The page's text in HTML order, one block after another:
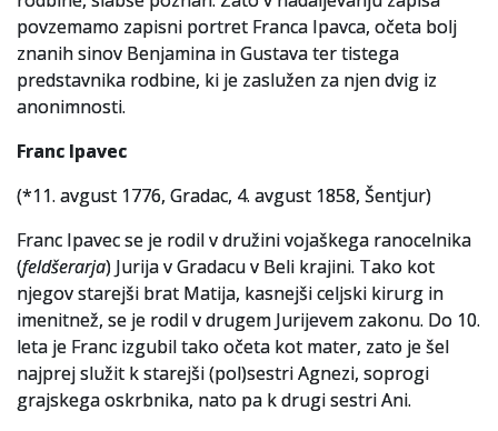
povzemamo zapisni portret Franca Ipavca, očeta bolj
znanih sinov Benjamina in Gustava ter tistega
predstavnika rodbine, ki je zaslužen za njen dvig iz
anonimnosti.
Franc Ipavec
(*11. avgust 1776, Gradac, 4. avgust 1858, Šentjur)
Franc Ipavec se je rodil v družini vojaškega ranocelnika
(feldšerarja) Jurija v Gradacu v Beli krajini. Tako kot
njegov starejši brat Matija, kasnejši celjski kirurg in
imenitnež, se je rodil v drugem Jurijevem zakonu. Do 10.
leta je Franc izgubil tako očeta kot mater, zato je šel
najprej služit k starejši (pol)sestri Agnezi, soprogi
grajskega oskrbnika, nato pa k drugi sestri Ani.